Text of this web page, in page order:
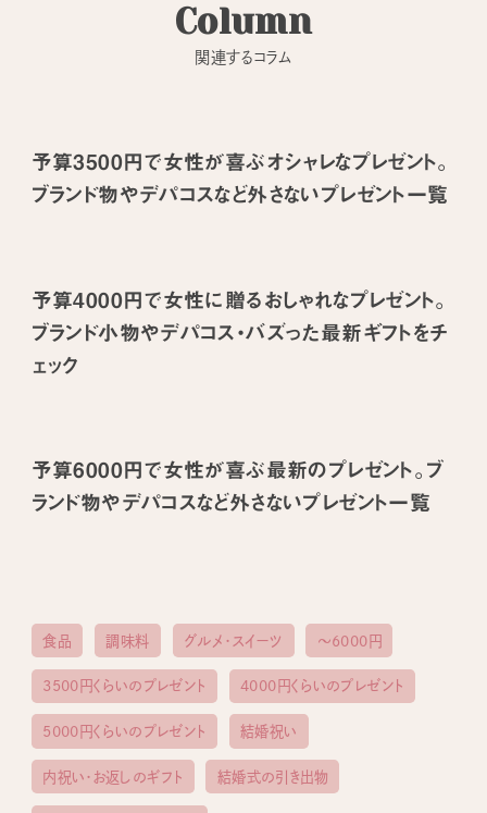
Column
関連するコラム
予算3500円で女性が喜ぶオシャレなプレゼント。
ブランド物やデパコスなど外さないプレゼント一覧
予算4000円で女性に贈るおしゃれなプレゼント。
ブランド小物やデパコス・バズった最新ギフトをチ
ェック
予算6000円で女性が喜ぶ最新のプレゼント。ブ
ランド物やデパコスなど外さないプレゼント一覧
食品 調味料 グルメ・スイーツ 〜6000円
3500円くらいのプレゼント 4000円くらいのプレゼント
5000円くらいのプレゼント 結婚祝い
内祝い・お返しのギフト 結婚式の引き出物